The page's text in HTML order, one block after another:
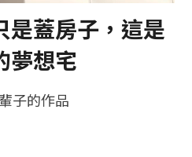
是蓋房子，這是
夢想宅
子的作品